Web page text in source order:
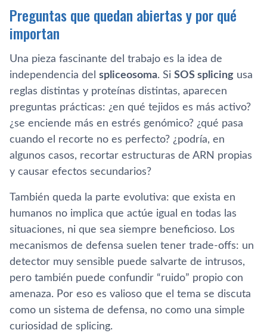
Preguntas que quedan abiertas y por qué
importan
Una pieza fascinante del trabajo es la idea de
independencia del spliceosoma. Si SOS splicing usa
reglas distintas y proteínas distintas, aparecen
preguntas prácticas: ¿en qué tejidos es más activo?
¿se enciende más en estrés genómico? ¿qué pasa
cuando el recorte no es perfecto? ¿podría, en
algunos casos, recortar estructuras de ARN propias
y causar efectos secundarios?
También queda la parte evolutiva: que exista en
humanos no implica que actúe igual en todas las
situaciones, ni que sea siempre beneficioso. Los
mecanismos de defensa suelen tener trade-offs: un
detector muy sensible puede salvarte de intrusos,
pero también puede confundir “ruido” propio con
amenaza. Por eso es valioso que el tema se discuta
como un sistema de defensa, no como una simple
curiosidad de splicing.